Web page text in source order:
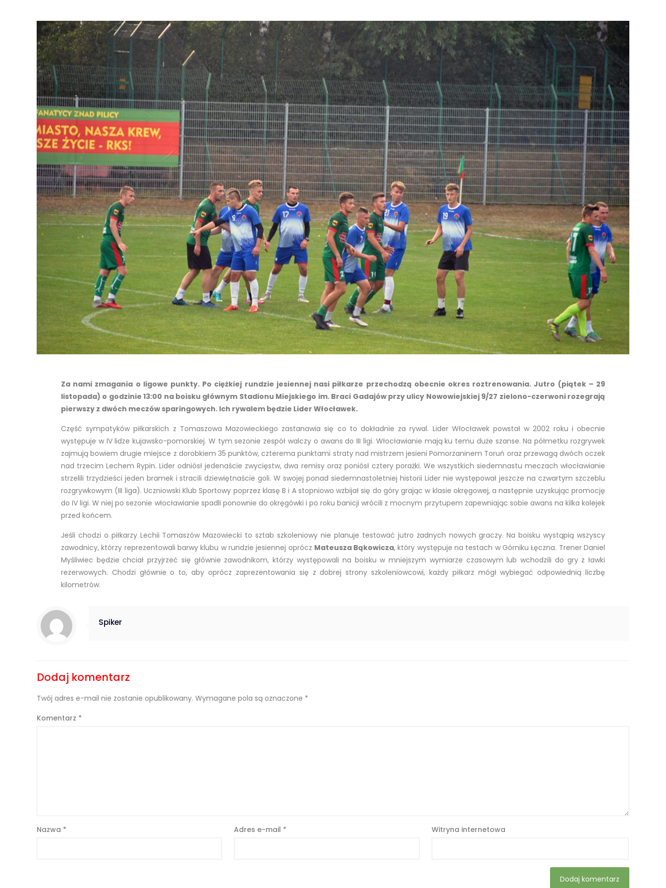
Za nami zmagania o ligowe punkty. Po ciężkiej rundzie jesiennej nasi piłkarze przechodzą obecnie okres roztrenowania. Jutro (piątek – 29
listopada) o godzinie 13:00 na boisku głównym Stadionu Miejskiego im. Braci Gadajów przy ulicy Nowowiejskiej 9/27 zielono-czerwoni rozegrają
pierwszy z dwóch meczów sparingowych. Ich rywalem będzie Lider Włocławek.
Część sympatyków piłkarskich z Tomaszowa Mazowieckiego zastanawia się co to dokładnie za rywal. Lider Włocławek powstał w 2002 roku i obecnie
występuje w IV lidze kujawsko-pomorskiej. W tym sezonie zespół walczy o awans do III ligi. Włocławianie mają ku temu duże szanse. Na półmetku rozgrywek
zajmują bowiem drugie miejsce z dorobkiem 35 punktów, czterema punktami straty nad mistrzem jesieni Pomorzaninem Toruń oraz przewagą dwóch oczek
nad trzecim Lechem Rypin. Lider odniósł jedenaście zwycięstw, dwa remisy oraz poniósł cztery porażki. We wszystkich siedemnastu meczach włocławianie
strzelili trzydzieści jeden bramek i stracili dziewiętnaście goli. W swojej ponad siedemnastoletniej historii Lider nie występował jeszcze na czwartym szczeblu
rozgrywkowym (III liga). Uczniowski Klub Sportowy poprzez klasę B i A stopniowo wzbijał się do góry grając w klasie okręgowej, a następnie uzyskując promocję
do IV ligi. W niej po sezonie włocławianie spadli ponownie do okręgówki i po roku banicji wrócili z mocnym przytupem zapewniając sobie awans na kilka kolejek
przed końcem.
Jeśli chodzi o piłkarzy Lechii Tomaszów Mazowiecki to sztab szkoleniowy nie planuje testować jutro żadnych nowych graczy. Na boisku wystąpią wszyscy
zawodnicy, którzy reprezentowali barwy klubu w rundzie jesiennej oprócz Mateusza Bąkowicza, który występuje na testach w Górniku Łęczna. Trener Daniel
Myśliwiec będzie chciał przyjrzeć się głównie zawodnikom, którzy występowali na boisku w mniejszym wymiarze czasowym lub wchodzili do gry z ławki
rezerwowych. Chodzi głównie o to, aby oprócz zaprezentowania się z dobrej strony szkoleniowcowi, każdy piłkarz mógł wybiegać odpowiednią liczbę
kilometrów.
Spiker
Dodaj komentarz
Twój adres e-mail nie zostanie opublikowany. Wymagane pola są oznaczone *
Komentarz *
Nazwa * Adres e-mail * Witryna internetowa